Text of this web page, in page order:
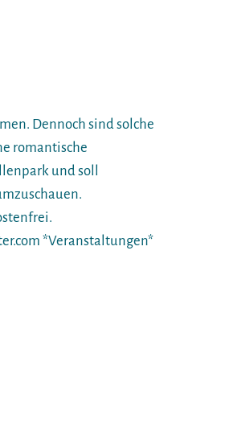
Dennoch sind solche
romantische
und soll
*Veranstaltungen*